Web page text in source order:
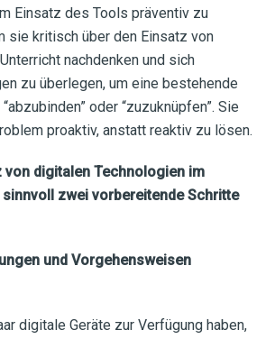
Einsatz des Tools präventiv zu
sie kritisch über den Einsatz von
nachdenken und sich
zu überlegen, um eine bestehende
oder “zuzuknüpfen”. Sie
proaktiv, anstatt reaktiv zu lösen.
von digitalen Technologien im
zwei vorbereitende Schritte
und Vorgehensweisen
digitale Geräte zur Verfügung haben,